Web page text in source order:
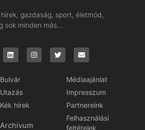
gazdaság, sport, életmód,
sok minden más…
Bulvár
Utazás
Kék hírek
Archívum
Médiaajánlat
Impresszum
Partnereink
Felhasználási
feltételek